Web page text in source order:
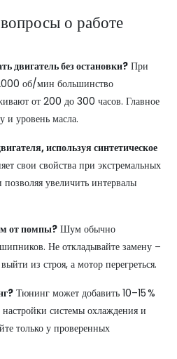
о работе
двигатель без остановки? При
об/мин большинство
от 200 до 300 часов. Главное
и уровень масла.
используя синтетическое
свои свойства при экстремальных
увеличить интервалы
от помпы? Шум обычно
Не откладывайте замену –
из строя, а мотор перегреться.
Тюнинг может добавить 10–15 %
системы охлаждения и
только у проверенных